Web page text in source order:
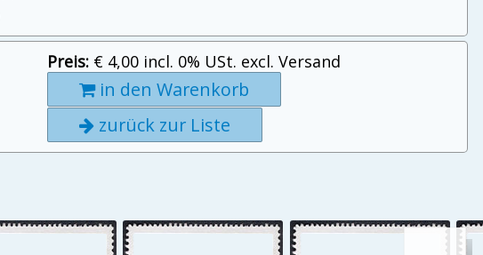
Preis: € 4,00 incl. 0% USt. excl. Versand
in den Warenkorb
zurück zur Liste